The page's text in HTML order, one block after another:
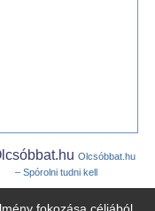
Olcsóbbat.hu
– Spórolni tudni kell